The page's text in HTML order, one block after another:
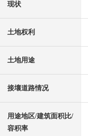
现状
土地权利
土地用途
接壤道路情况
用途地区/建筑面积比/
容积率